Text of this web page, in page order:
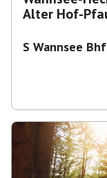
Alter Hof-
S Wannsee